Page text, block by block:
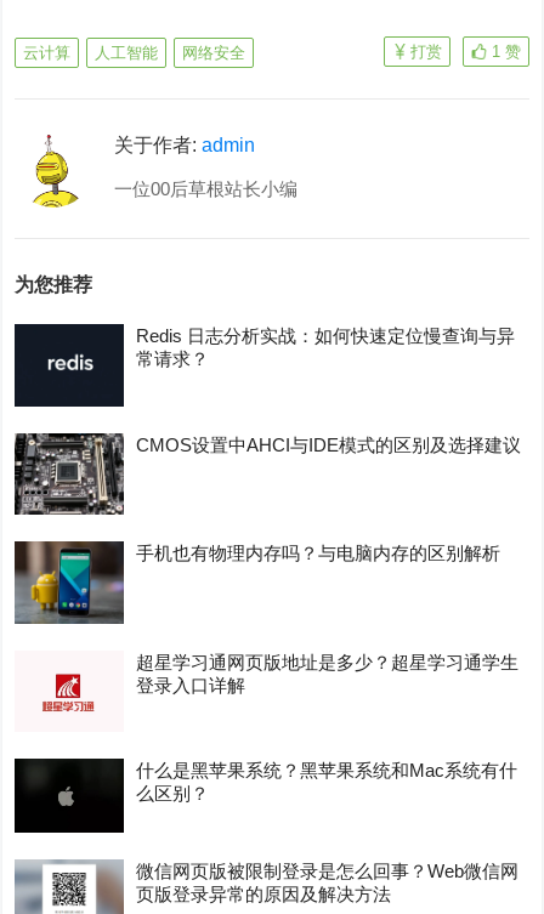
云计算 人工智能 网络安全 1 赞
打赏
关于作者:admin
一位00后草根站长小编
为您推荐
Redis 日志分析实战：如何快速定位慢查询与异
常请求？
CMOS设置中AHCI与IDE模式的区别及选择建议
手机也有物理内存吗？与电脑内存的区别解析
超星学习通网页版地址是多少？超星学习通学生
登录入口详解
什么是黑苹果系统？黑苹果系统和Mac系统有什
么区别？
微信网页版被限制登录是怎么回事？Web微信网
页版登录异常的原因及解决方法